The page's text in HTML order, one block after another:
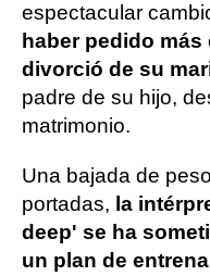
espectacular
haber pedido
divorció de su
padre de su hijo,
matrimonio.
Una bajada de
portadas, la
deep' se ha
un plan de